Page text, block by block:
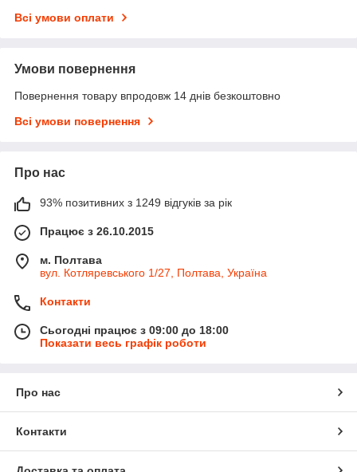
Всі умови оплати
Умови повернення
Повернення товару впродовж 14 днів безкоштовно
Всі умови повернення
Про нас
93% позитивних з 1249 відгуків за рік
Працює з 26.10.2015
м. Полтава
вул. Котляревського 1/27, Полтава, Україна
Контакти
Сьогодні працює з 09:00 до 18:00
Показати весь графік роботи
Про нас
Контакти